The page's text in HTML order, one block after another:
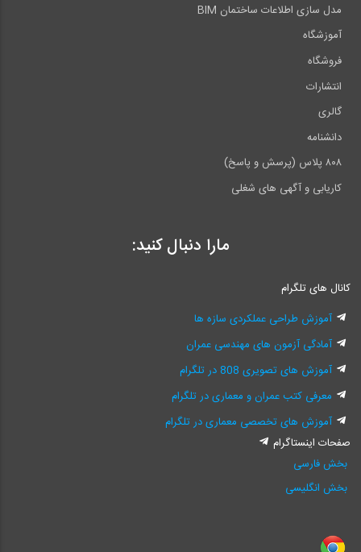
مدل سازی اطلاعات ساختمان BIM
آموزشگاه
فروشگاه
انتشارات
گالری
دانشنامه
۸۰۸ پلاس (پرسش و پاسخ)
کاریابی و آگهی های شغلی
مارا دنبال کنید:
کانال های تلگرام
آموزش طراحی عملکردی سازه ها
آمادگی آزمون های مهندسی عمران
آموزش های تصویری 808 در تلگرام
معرفی کتب عمران و معماری در تلگرام
آموزش های تخصصی معماری در تلگرام
صفحات اینستاگرام
بخش فارسی
بخش انگلیسی